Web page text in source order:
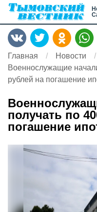
Главная Новости
Военнослужащие
рублей на погашение
получать по
погашение